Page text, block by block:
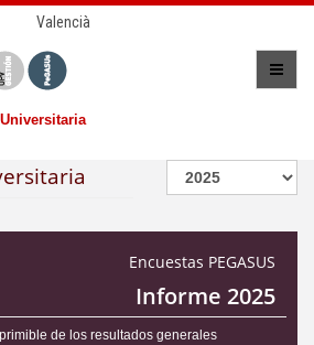
Valencià
Encuestas PEGASUS
Informe 2025
de los resultados generales